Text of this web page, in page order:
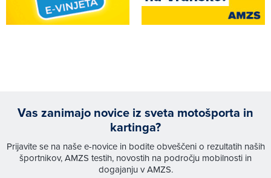
Vas zanimajo novice iz sveta motošporta in
kartinga?
Prijavite se na naše e-novice in bodite obveščeni o rezultatih naših
športnikov, AMZS testih, novostih na področju mobilnosti in
dogajanju v AMZS.